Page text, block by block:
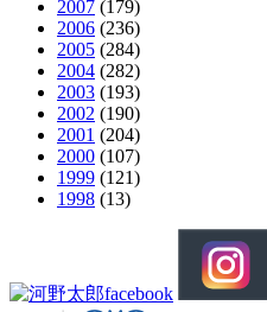
2007 (179)
2006 (236)
2005 (284)
2004 (282)
2003 (193)
2002 (190)
2001 (204)
2000 (107)
1999 (121)
1998 (13)